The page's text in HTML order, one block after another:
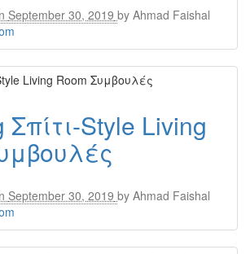
September 30, 2019 by Ahmad Faishal
Style Living
September 30, 2019 by Ahmad Faishal